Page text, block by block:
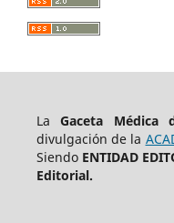
LaGaceta Médica
divulgación de la
Siendo ENTIDAD
Editorial.